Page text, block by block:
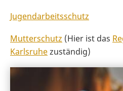
Jugendarbeitsschutz
Mutterschutz (Hier ist das
Karlsruhezuständig)